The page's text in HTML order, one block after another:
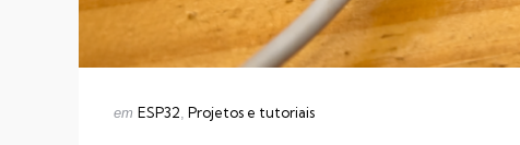
Categorias
Publicado
em ESP32 Projetos e tutoriais